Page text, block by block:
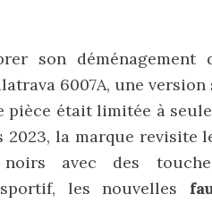
son déménagement
6007A, une
pièce était limitée à
la marque revisite
noirs avec des
les nouvelles